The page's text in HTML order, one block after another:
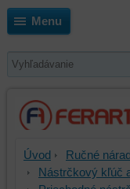
Menu
Úvod Ručné
Nástrčkový kľúč